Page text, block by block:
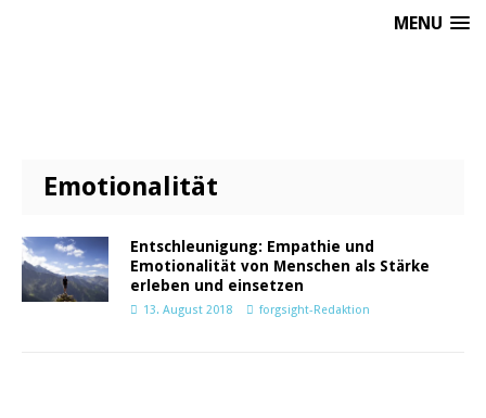
MENU
Emotionalität
Entschleunigung: Empathie und
Emotionalität von Menschen als Stärke
erleben und einsetzen
13. August 2018 forgsight-Redaktion